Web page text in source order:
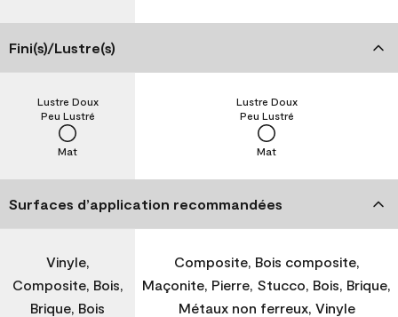
Fini(s)/Lustre(s)
Mat
Peu Lustré
Lustre Doux
Mat
Peu Lustré
Lustre Doux
Surfaces d’application recommandées
Vinyle,
Composite, Bois,
Brique, Bois
Composite, Bois composite,
Maçonite, Pierre, Stucco, Bois, Brique,
Métaux non ferreux, Vinyle